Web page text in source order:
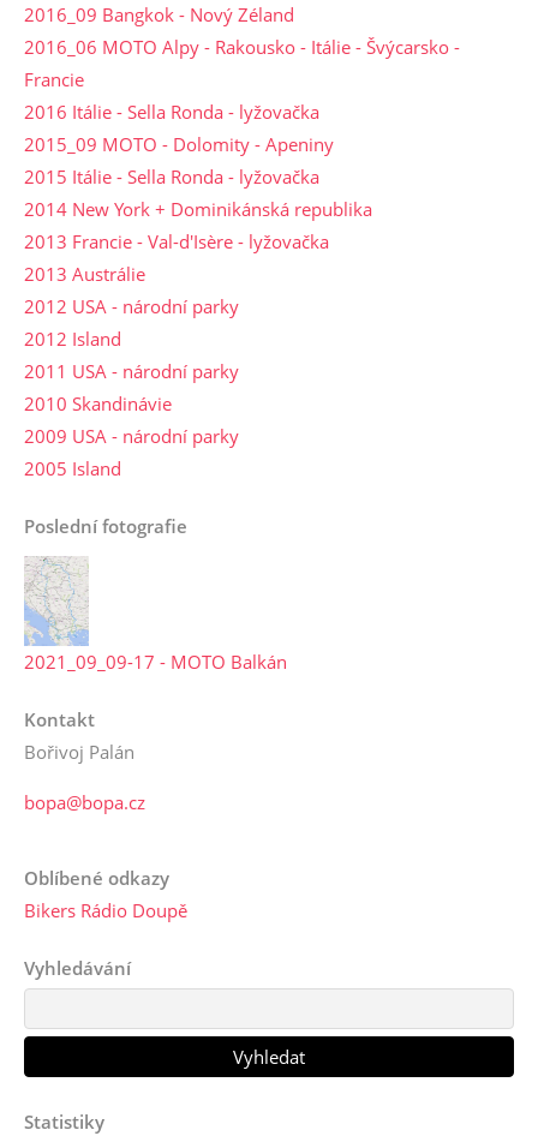
2016_09 Bangkok - Nový Zéland
2016_06 MOTO Alpy - Rakousko - Itálie - Švýcarsko -
Francie
2016 Itálie - Sella Ronda - lyžovačka
2015_09 MOTO - Dolomity - Apeniny
2015 Itálie - Sella Ronda - lyžovačka
2014 New York + Dominikánská republika
2013 Francie - Val-d'Isère - lyžovačka
2013 Austrálie
2012 USA - národní parky
2012 Island
2011 USA - národní parky
2010 Skandinávie
2009 USA - národní parky
2005 Island
Poslední fotografie
2021_09_09-17 - MOTO Balkán
Kontakt
Bořivoj Palán
bopa@bopa.cz
Oblíbené odkazy
Bikers Rádio Doupě
Vyhledávání
Statistiky